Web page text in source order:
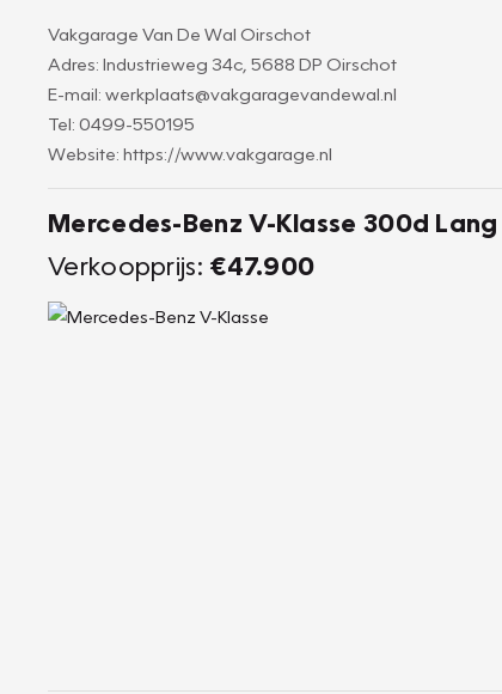
Vakgarage Van De Wal Oirschot
Adres: Industrieweg 34c, 5688 DP Oirschot
E-mail: werkplaats@vakgaragevandewal.nl
Tel: 0499-550195
Website: https://www.vakgarage.nl
Mercedes-Benz V-Klasse 300d
Verkoopprijs: €47.900